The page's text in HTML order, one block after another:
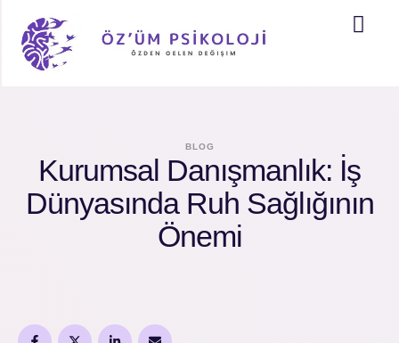
BLOG
Kurumsal Danışmanlık: İş
Dünyasında Ruh Sağlığının
Önemi